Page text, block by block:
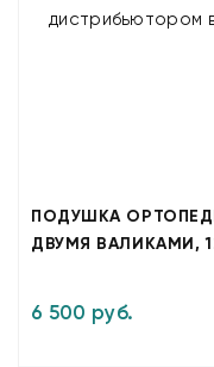
ПОДУШКА
ДВУМЯ ВАЛИКАМИ,
6 500 руб.